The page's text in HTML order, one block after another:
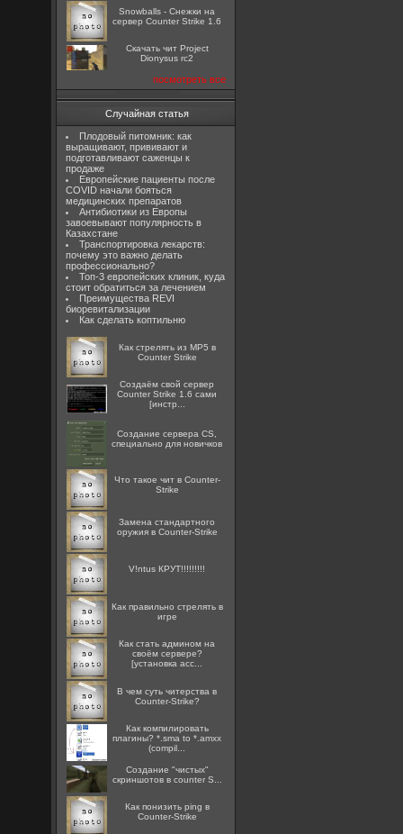
Snowballs - Снежки на
сервер Counter Strike 1.6
Скачать чит Project
Dionysus rc2
посмотреть все
Случайная статья
Плодовый питомник: как
выращивают, прививают и
подготавливают саженцы к
продаже
Европейские пациенты после
COVID начали бояться
медицинских препаратов
Антибиотики из Европы
завоевывают популярность в
Казахстане
Транспортировка лекарств:
почему это важно делать
профессионально?
Топ-3 европейских клиник, куда
стоит обратиться за лечением
Преимущества REVI
биоревитализации
Как сделать коптильню
Как стрелять из MP5 в
Counter Strike
Создаём свой сервер
Counter Strike 1.6 сами
[инстр...
Создание сервера CS,
специально для новичков
Что такое чит в Counter-
Strike
Замена стандартного
оружия в Counter-Strike
V!ntus КРУТ!!!!!!!!!
Как правильно стрелять в
игре
Как стать админом на
своём сервере?
[установка acc...
В чем суть читерства в
Counter-Strike?
Как компилировать
плагины? *.sma to *.amxx
(compil...
Создание "чистых"
скриншотов в counter S...
Как понизить ping в
Counter-Strike